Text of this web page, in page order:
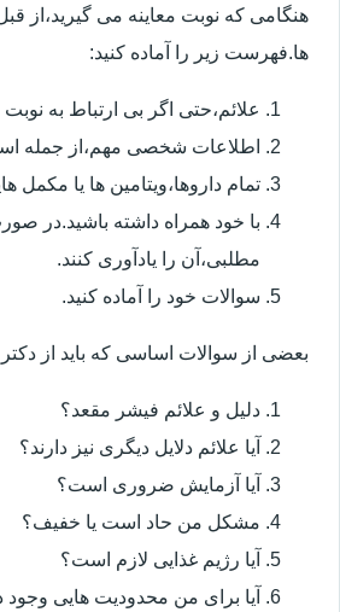
هنگامی که نوبت معاینه می گیرید،از
ها.فهرست زیر را آماده کنید:
علائم،حتی اگر بی ارتباط به نوبت
اطلاعات شخصی مهم،از جمله
تمام داروها،ویتامین ها یا
با خود همراه داشته باشید.در
مطلبی،آن را یادآوری کنند.
سوالات خود را آماده کنید.
بعضی از سوالات اساسی که باید از دکتر
دلیل و علائم فیشر مقعد؟
آیا علائم دلایل دیگری نیز دارند؟
آیا آزمایش ضروری است؟
مشکل من حاد است یا خفیف؟
آیا رژیم غذایی لازم است؟
آیا برای من محدودیت هایی وجود